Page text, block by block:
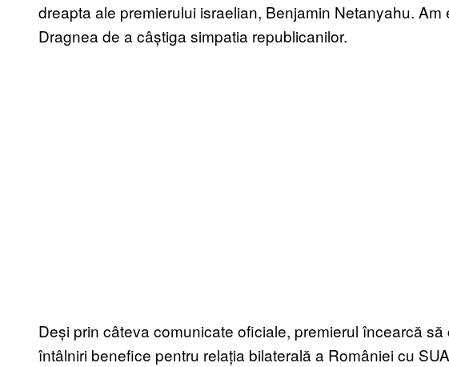
dreapta ale premierului israelian, Benjamin Netanyahu. Am
Dragnea de a câștiga simpatia republicanilor.
Deși prin câteva comunicate oficiale, premierul încearcă
întâlniri benefice pentru relația bilaterală a României cu